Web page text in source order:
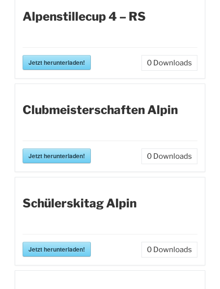
Alpenstillecup 4 – RS
Jetzt herunterladen! 0 Downloads
Clubmeisterschaften Alpin
Jetzt herunterladen! 0 Downloads
Schülerskitag Alpin
Jetzt herunterladen! 0 Downloads